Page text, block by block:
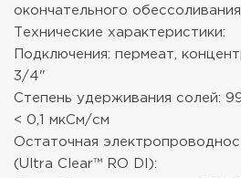
окончательного
Технические характеристики:
Подключения: пермеат,
3/4"
Степень удерживания солей:
< 0,1 мкСм/см
Остаточная
(Ultra Clear™ RO DI):